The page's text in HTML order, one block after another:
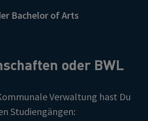
Bachelor of Arts
oder BWL
Verwaltung hast Du
Studiengängen: